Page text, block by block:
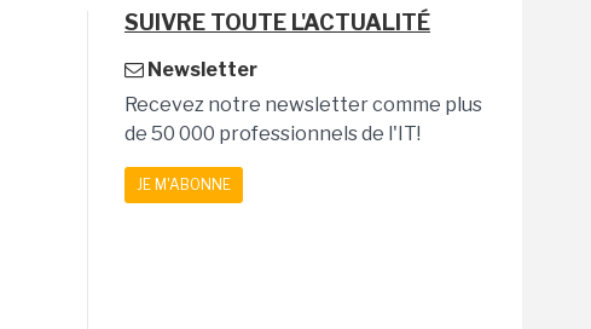
SUIVRE TOUTE L'ACTUALITÉ
Newsletter
Recevez notre newsletter comme plus
de 50 000 professionnels de l'IT!
JE M'ABONNE